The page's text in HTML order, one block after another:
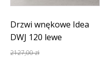
Drzwi wnękowe Idea
DWJ 120 lewe
2127,00zł